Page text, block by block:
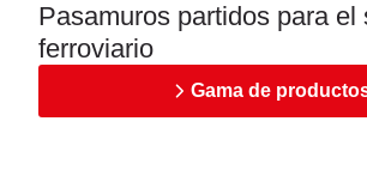
Pasamuros partidos para el
ferroviario
Gama de